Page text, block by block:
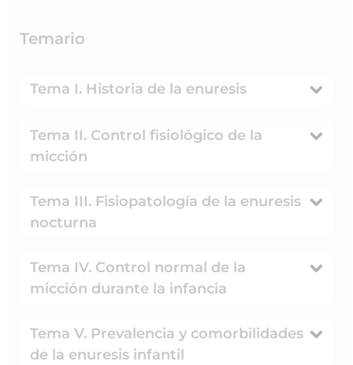
Temario
Tema I. Historia de la enuresis
Tema II. Control fisiológico de la
micción
Tema III. Fisiopatología de la enuresis
nocturna
Tema IV. Control normal de la
micción durante la infancia
Tema V. Prevalencia y comorbilidades
de la enuresis infantil